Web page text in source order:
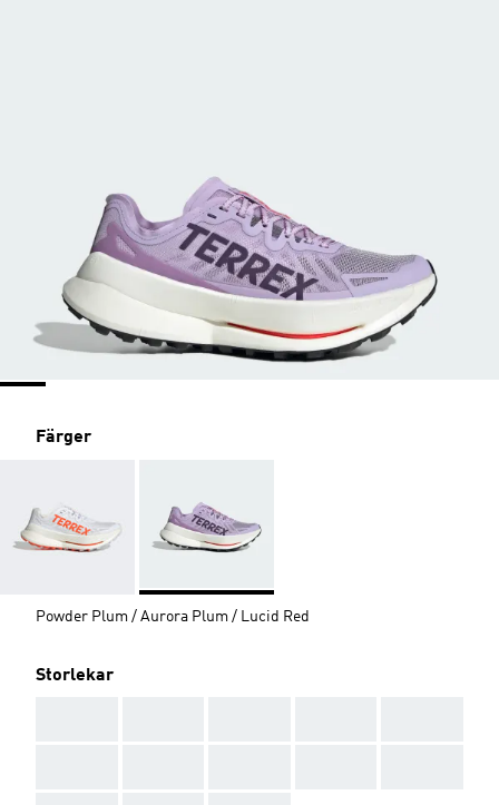
Färger
Powder Plum / Aurora Plum / Lucid Red
Storlekar